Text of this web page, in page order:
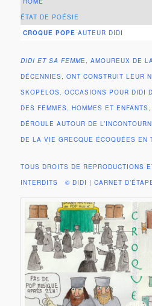
ÉTAT DE POÉSIE
CROQUE POPE AUTEUR DIDI
DIDI ET SA FEMME, AMOUREUX DE
DÉCENNIES, ONT CONSTRUIT LEUR
SKOPELOS. OCCASIONS POUR DIDI
DES FEMMES, HOMMES ET
DÉROULE AUTOUR DE
DE LA VIE GRECQUE ÉCOQUÉES EN
TOUS DROITS DE REPRODUCTIONS
INTERDITS © DIDI | CARNET